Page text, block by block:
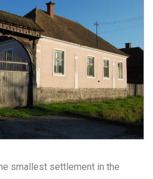
smallest settlement in the